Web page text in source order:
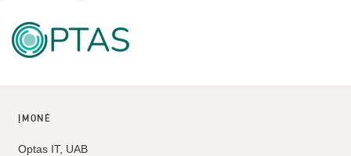
ĮMONĖ
Optas IT, UAB